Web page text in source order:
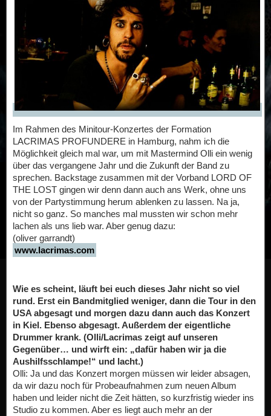
Im Rahmen des Minitour-Konzertes der Formation
LACRIMAS PROFUNDERE in Hamburg, nahm ich die
Möglichkeit gleich mal war, um mit Mastermind Olli ein wenig
über das vergangene Jahr und die Zukunft der Band zu
sprechen. Backstage zusammen mit der Vorband LORD OF
THE LOST gingen wir denn dann auch ans Werk, ohne uns
von der Partystimmung herum ablenken zu lassen. Na ja,
nicht so ganz. So manches mal mussten wir schon mehr
lachen als uns lieb war. Aber genug dazu:
(oliver garrandt)
www.lacrimas.com
Wie es scheint, läuft bei euch dieses Jahr nicht so viel
rund. Erst ein Bandmitglied weniger, dann die Tour in den
USA abgesagt und morgen dazu dann auch das Konzert
in Kiel. Ebenso abgesagt. Außerdem der eigentliche
Drummer krank. (Olli/Lacrimas zeigt auf unseren
Gegenüber… und wirft ein: „dafür haben wir ja die
Aushilfsschlampe!“ und lacht.)
Olli: Ja und das Konzert morgen müssen wir leider absagen,
da wir dazu noch für Probeaufnahmen zum neuen Album
haben und leider nicht die Zeit hätten, so kurzfristig wieder ins
Studio zu kommen. Aber es liegt auch mehr an der